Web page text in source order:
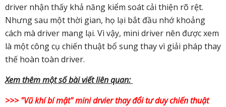
driver nhận thấy khả năng kiểm soát cải thiện rõ rệt.
Nhưng sau một thời gian, họ lại bắt đầu nhớ khoảng
cách mà driver mang lại. Vì vậy, mini driver nên được xem
là một công cụ chiến thuật bổ sung thay vì giải pháp thay
thế hoàn toàn driver.
Xem thêm một số bài viết liên quan:
>>> "Vũ khí bí mật" mini drvier thay đổi tư duy chiến thuật